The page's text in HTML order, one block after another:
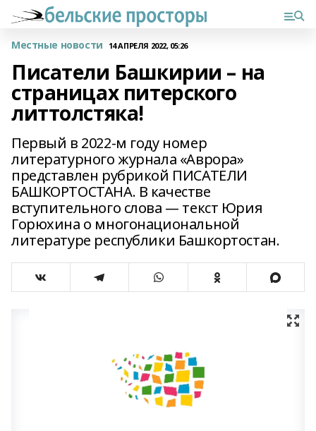
Местные новости 14 АПРЕЛЯ 2022, 05:26
Писатели Башкирии – на
страницах питерского
литтолстяка!
Первый в 2022-м году номер
литературного журнала «Аврора»
представлен рубрикой ПИСАТЕЛИ
БАШКОРТОСТАНА. В качестве
вступительного слова — текст Юрия
Горюхина о многонациональной
литературе республики Башкортостан.